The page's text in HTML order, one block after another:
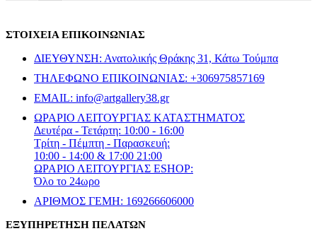
ΣΤΟΙΧΕΙΑ ΕΠΙΚΟΙΝΩΝΙΑΣ
ΔΙΕΥΘΥΝΣΗ: Ανατολικής Θράκης 31, Κάτω Τούμπα
ΤΗΛΕΦΩΝΟ ΕΠΙΚΟΙΝΩΝΙΑΣ: +306975857169
EMAIL: info@artgallery38.gr
ΩΡΑΡΙΟ ΛΕΙΤΟΥΡΓΙΑΣ ΚΑΤΑΣΤΗΜΑΤΟΣ
Δευτέρα - Τετάρτη: 10:00 - 16:00
Τρίτη - Πέμπτη - Παρασκευή:
10:00 - 14:00 & 17:00 21:00
ΩΡΑΡΙΟ ΛΕΙΤΟΥΡΓΙΑΣ ESHOP:
Όλο το 24ωρο
ΑΡΙΘΜΟΣ ΓΕΜΗ: 169266606000
ΕΞΥΠΗΡΕΤΗΣΗ ΠΕΛΑΤΩΝ